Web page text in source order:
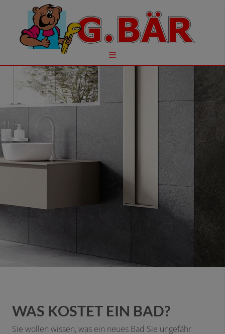
WAS KOSTET EIN BAD?
Sie wollen wissen, was ein neues Bad Sie ungefähr